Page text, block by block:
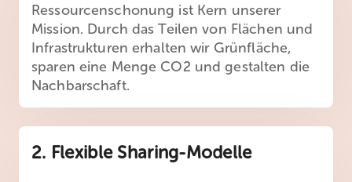
Ressourcenschonung ist Kern unserer
Mission. Durch das Teilen von Flächen und
Infrastrukturen erhalten wir Grünfläche,
sparen eine Menge CO2 und gestalten die
Nachbarschaft.
2. Flexible Sharing-Modelle